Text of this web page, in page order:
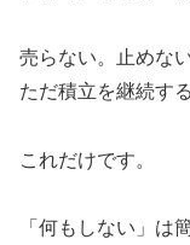
売らない。止めな
ただ積立を継続する
これだけです。
「何もしない」は